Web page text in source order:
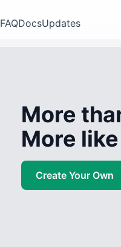
FAQDocsUpdates
More
More
Create Your Own